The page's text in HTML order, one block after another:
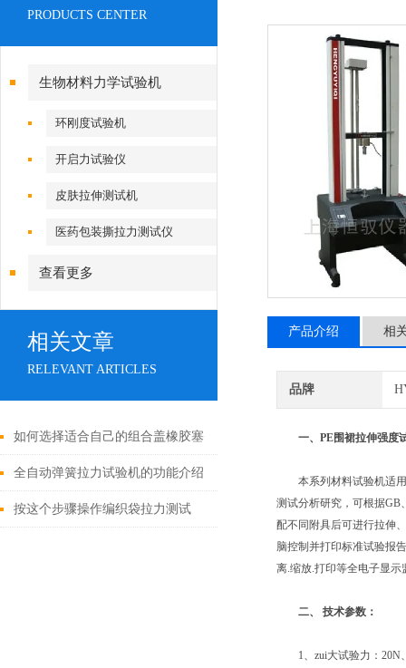
PRODUCTS CENTER
生物材料力学试验机
环刚度试验机
开启力试验仪
皮肤拉伸测试机
医药包装撕拉力测试仪
查看更多
相关文章
RELEVANT ARTICLES
如何选择适合自己的组合盖橡胶塞
穿刺力测试仪？
全自动弹簧拉力试验机的功能介绍
按这个步骤操作编织袋拉力测试
产品介绍 相
品牌
一、 PE围裙拉伸强度
本系列材料试验机适用
测试分析研究，可根据GB
配不同附具后可进行拉伸
脑控制并打印标准试验报
离.缩放.打印等全电子显示
二、 技术参数：
1、zui大试验力：20N